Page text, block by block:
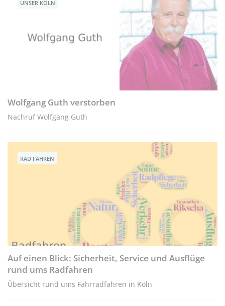
UNSER KÖLN
Wolfgang Guth verstorben
Nachruf Wolfgang Guth
RAD FAHREN
Auf einen Blick: Sicherheit, Service und Ausflüge
rund ums Radfahren
Übersicht rund ums Fahrradfahren in Köln